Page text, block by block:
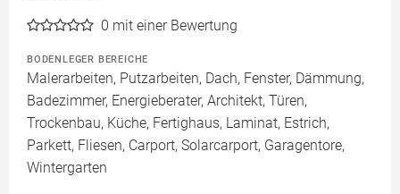
0 mit einer Bewertung
BODENLEGER BEREICHE
Malerarbeiten, Putzarbeiten, Dach, Fenster, Dämmung,
Badezimmer, Energieberater, Architekt, Türen,
Trockenbau, Küche, Fertighaus, Laminat, Estrich,
Parkett, Fliesen, Carport, Solarcarport, Garagentore,
Wintergarten